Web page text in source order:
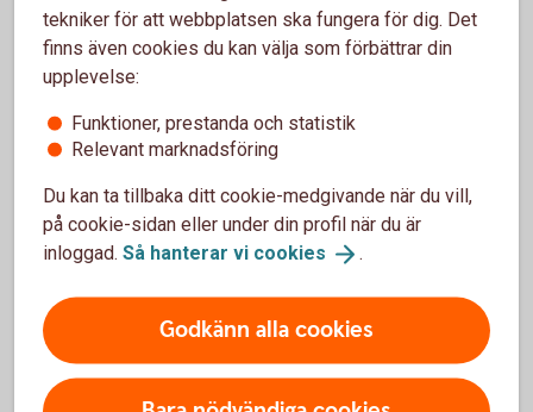
1 sept Investeringsstrategi
Månadsuppdatering
3 nov Månadsuppdatering
Privatkund
Ring 0340-66 6000
tekniker för att webbplatsen ska fungera för dig. Det
finns även cookies du kan välja som förbättrar din
upplevelse:
Funktioner, prestanda och statistik
Relevant marknadsföring
Du kan ta tillbaka ditt cookie-medgivande när du vill,
på cookie-sidan eller under din profil när du är
inloggad. Så hanterar vi cookies .
Godkänn alla cookies